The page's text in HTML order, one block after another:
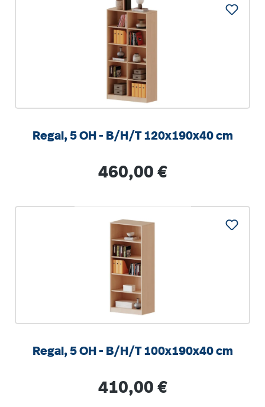
Regal, 5 OH - B/H/T 120x190x40 cm
Regulärer Preis:
460,00 €
Regal, 5 OH - B/H/T 100x190x40 cm
Regulärer Preis:
410,00 €